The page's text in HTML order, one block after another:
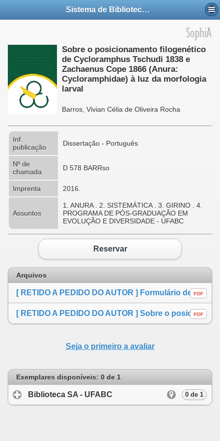
Sistema de Bibliotecas da UFABC
Sobre o posicionamento filogenético
de Cycloramphus Tschudi 1838 e
Zachaenus Cope 1866 (Anura:
Cycloramphidae) à luz da morfologia
larval
Barros, Vivian Célia de Oliveira Rocha
Inf.
publicação
Dissertação - Português
Nº de
chamada
D 578 BARRso
Imprenta 2016.
Assuntos
1. ANURA . 2. SISTEMÁTICA . 3. GIRINO . 4.
PROGRAMA DE PÓS-GRADUAÇÃO EM
EVOLUÇÃO E DIVERSIDADE - UFABC
Reservar
Arquivos
[ RETIDO A PEDIDO DO AUTOR ] Formulário de autorização de divulgação
PDF
[ RETIDO A PEDIDO DO AUTOR ] Sobre o posicionamento filogenético de Cycloramphus Tschudi 1838 e Zachaenus Cope 1866 (Anura: Cycloramphidae) à luz da morfologia larval
PDF
Seja o primeiro a avaliar
Exemplares disponíveis: 0 de 1
Biblioteca SA - UFABC 0 de 1
click to expand